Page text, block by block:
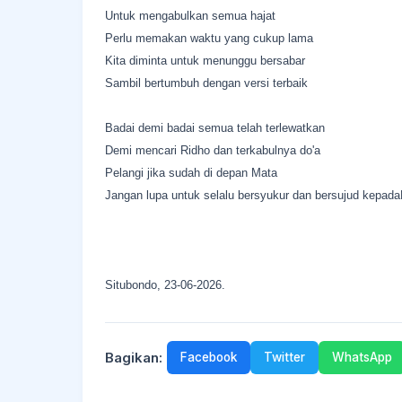
Untuk mengabulkan semua hajat
Perlu memakan waktu yang cukup lama
Kita diminta untuk menunggu bersabar
Sambil bertumbuh dengan versi terbaik
Badai demi badai semua telah terlewatkan
Demi mencari Ridho dan terkabulnya do'a
Pelangi jika sudah di depan Mata
Jangan lupa untuk selalu bersyukur dan bersujud
Situbondo, 23-06-2026.
Bagikan: Facebook Twitter WhatsApp